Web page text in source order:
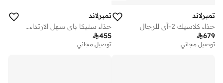
تمبرلاند
حذاء كلاسيك 2-آي للرجال
679
توصيل مجاني
تمبرلاند
حذاء سنيكا باي سهل الارتداء للرجال
455
توصيل مجاني